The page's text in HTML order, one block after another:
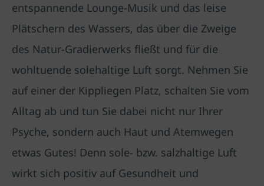
entspannende Lounge-Musik und das leise
Plätschern des Wassers, das über die Zweige
des Natur-Gradierwerks fließt und für die
wohltuende solehaltige Luft sorgt. Nehmen Sie
auf einer der Kippliegen Platz, schalten Sie vom
Alltag ab und tun Sie dabei nicht nur Ihrer
Psyche, sondern auch Haut und Atemwegen
etwas Gutes! Denn sole- bzw. salzhaltige Luft
wirkt sich positiv auf Gesundheit und